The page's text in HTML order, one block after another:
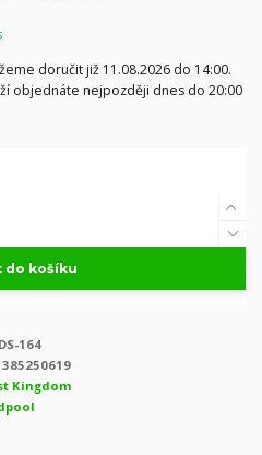
doručit již 11.08.2026 do 14:00.
objednáte nejpozději dnes do 20:00
do košíku
164
Kingdom